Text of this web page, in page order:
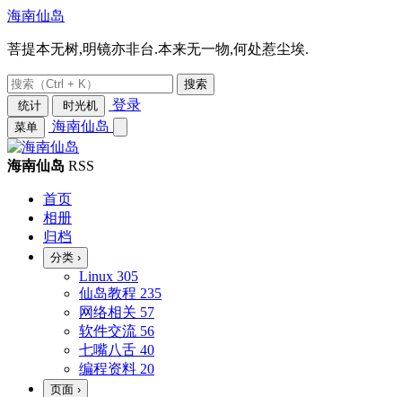
海南仙岛
菩提本无树,明镜亦非台.本来无一物,何处惹尘埃.
搜索
统计
时光机 登录
菜单 海南仙岛
海南仙岛 RSS
首页
相册
归档
分类 ›
Linux 305
仙岛教程 235
网络相关 57
软件交流 56
七嘴八舌 40
编程资料 20
页面 ›